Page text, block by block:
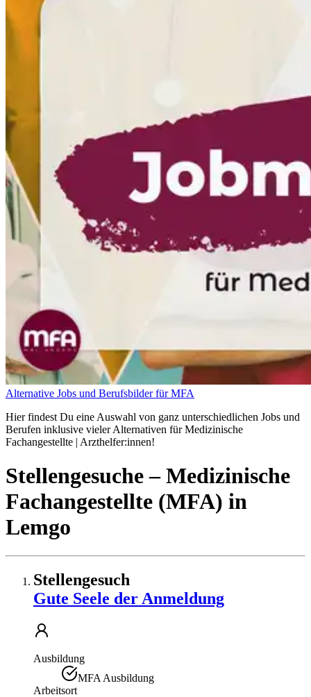
Alternative Jobs und Berufsbilder für MFA
Hier findest Du eine Auswahl von ganz unterschiedlichen Jobs und
Berufen inklusive vieler Alternativen für Medizinische
Fachangestellte | Arzthelfer:innen!
Stellengesuche– Medizinische
Fachangestellte (MFA) in
Lemgo
Stellengesuch
Gute Seele der Anmeldung
Ausbildung
MFA Ausbildung
Arbeitsort